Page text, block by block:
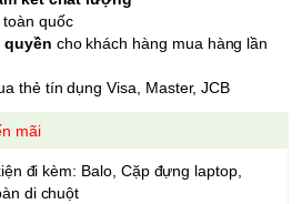
toàn quốc
quyền cho khách hàng mua hàng lần
thẻ tín dụng Visa, Master, JCB
mãi
đi kèm: Balo, Cặp đựng laptop,
di chuột